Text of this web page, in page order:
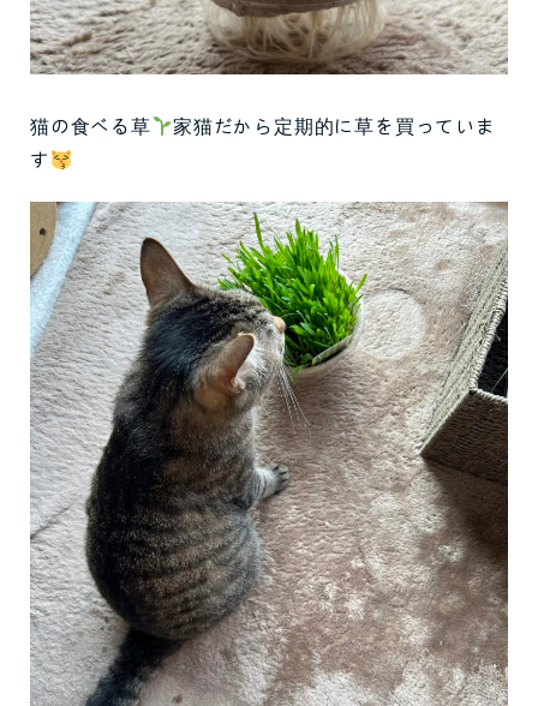
猫の食べる草
家猫だから定期的に草を買っていま
す